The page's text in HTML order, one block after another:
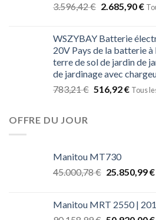
3.596,42€ 2.685,90€
WSZYBAY Batterie
20V Pays de la batterie à
terre de sol de jardin de
de jardinage avec
783,21€ 516,92€ Tous
OFFRE DU JOUR
Manitou MT730
45.000,78€ 25.850,99€
Manitou MRT 2550 |